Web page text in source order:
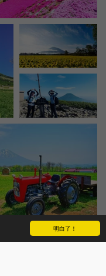
明白了！